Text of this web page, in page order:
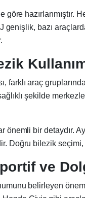
hazırlanmıştır.
bazı
farklı araç
şekilde
önemli bir detaydır.
Doğru bilezik
ve
belirleyen